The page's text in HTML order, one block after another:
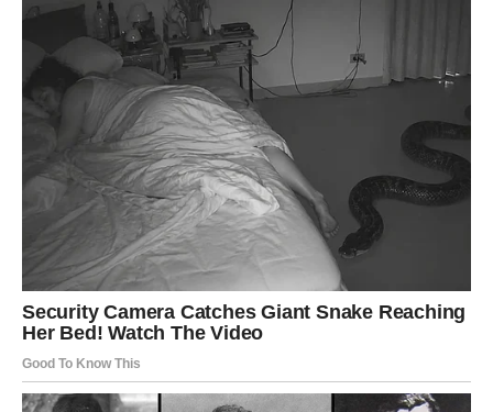
MENJA SVE I NOVAC KAKAV
NIJE OČEKIVALA
Škorpija je znak koji retko pokazuje koliko pati. Kada joj je
teško, ona se povlači u sebe i ćuti. Ali poslednji period za
mnoge Škorpije bio je izuzetno bolan. Emotivni slomovi,
prekidi, izdaje i osećaj usamljenosti potpuno su ih
iscrpeli.
Mnogi pripadnici ovog znaka osećali su da daju
maksimum ljudima koji ih nisu razumeli. Posebno su
dobijale hladnoću, nepoštovanje ili udaljavanje.